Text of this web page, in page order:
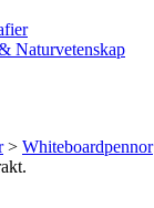
Naturvetenskap
> Whiteboardpennor